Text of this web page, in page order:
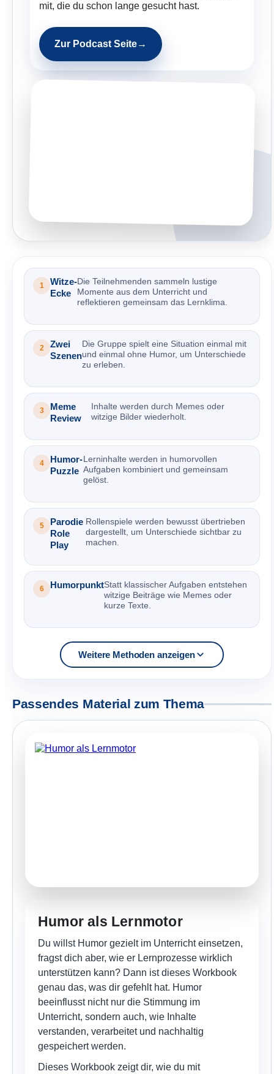
mit, die du schon lange gesucht hast.
Zur Podcast Seite
1
Witze-
Ecke
Die Teilnehmenden sammeln lustige
Momente aus dem Unterricht und
reflektieren gemeinsam das Lernklima.
2
Zwei
Szenen
Die Gruppe spielt eine Situation einmal mit
und einmal ohne Humor, um Unterschiede
zu erleben.
3
Meme
Review
Inhalte werden durch Memes oder
witzige Bilder wiederholt.
4
Humor-
Puzzle
Lerninhalte werden in humorvollen
Aufgaben kombiniert und gemeinsam
gelöst.
5
Parodie
Role
Play
Rollenspiele werden bewusst übertrieben
dargestellt, um Unterschiede sichtbar zu
machen.
6 HumorpunktStatt klassischer Aufgaben entstehen
witzige Beiträge wie Memes oder
kurze Texte.
Weitere Methoden anzeigen
Passendes Material zum Thema
Humor als Lernmotor
Du willst Humor gezielt im Unterricht einsetzen,
fragst dich aber, wie er Lernprozesse wirklich
unterstützen kann? Dann ist dieses Workbook
genau das, was dir gefehlt hat. Humor
beeinflusst nicht nur die Stimmung im
Unterricht, sondern auch, wie Inhalte
verstanden, verarbeitet und nachhaltig
gespeichert werden.
Dieses Workbook zeigt dir, wie du mit